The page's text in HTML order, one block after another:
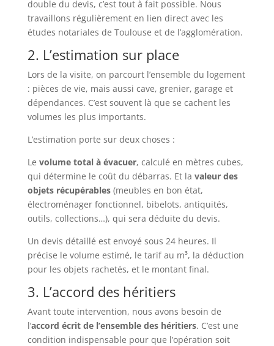
double du devis, c’est tout à fait possible. Nous
travaillons régulièrement en lien direct avec les
études notariales de Toulouse et de l’agglomération.
2. L’estimation sur place
Lors de la visite, on parcourt l’ensemble du logement
: pièces de vie, mais aussi cave, grenier, garage et
dépendances. C’est souvent là que se cachent les
volumes les plus importants.
L’estimation porte sur deux choses :
Le volume total à évacuer, calculé en mètres cubes,
qui détermine le coût du débarras. Et la valeur des
objets récupérables(meubles en bon état,
électroménager fonctionnel, bibelots, antiquités,
outils, collections…), qui sera déduite du devis.
Un devis détaillé est envoyé sous 24 heures. Il
précise le volume estimé, le tarif au m³, la déduction
pour les objets rachetés, et le montant final.
3. L’accord des héritiers
Avant toute intervention, nous avons besoin de
l’accord écrit de l’ensemble des héritiers. C’est une
condition indispensable pour que l’opération soit